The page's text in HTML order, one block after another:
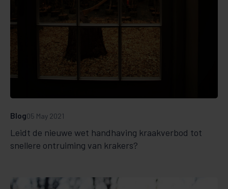
Leidt de nieuwe wet handhaving kraakverbod tot
snellere ontruiming van krakers?
Blog05 May 2021